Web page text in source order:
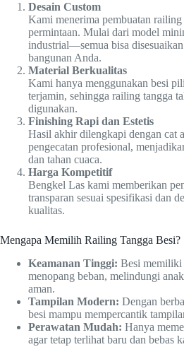
Desain Custom
Kami menerima pembuatan railing
permintaan. Mulai dari model
industrial—semua bisa
bangunan Anda.
Material Berkualitas
Kami hanya menggunakan besi
terjamin, sehingga railing tangga
digunakan.
Finishing Rapi dan Estetis
Hasil akhir dilengkapi dengan cat
pengecatan profesional,
dan tahan cuaca.
Harga Kompetitif
Bengkel Las kami memberikan
transparan sesuai spesifikasi dan
kualitas.
Mengapa Memilih Railing Tangga Besi?
Keamanan Tinggi: Besi memiliki
menopang beban, melindungi
aman.
Tampilan Modern: Dengan
besi mampu mempercantik
Perawatan Mudah: Hanya
agar tetap terlihat baru dan bebas